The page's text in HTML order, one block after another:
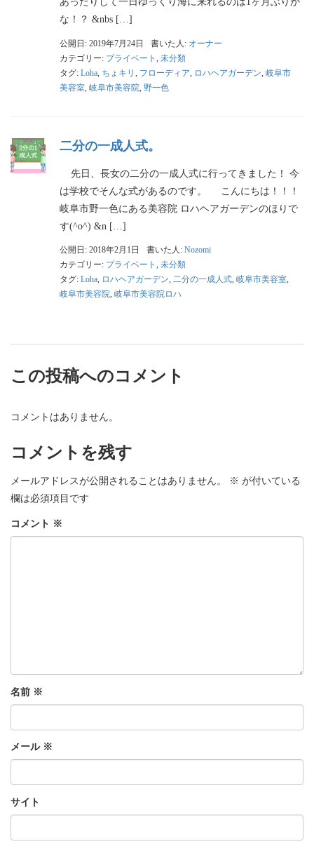
な！？ &nbs […]
公開日: 2019年7月24日 書いた人: オーナー
カテゴリー: プライベート , 未分類
タグ: Loha, ちょキリ , フローディア, ロハヘアガーデン, 岐阜市
美容室, 岐阜市美容院, 野一色
二分の一成人式。
先日、長女の二分の一成人式に行ってきました！ 今
は学校でそんな式があるのです。 こんにちは！！！
岐阜市野一色にある美容院 ロハヘアガーデンのほりで
す(^o^) &n […]
公開日: 2018年2月1日 書いた人: Nozomi
カテゴリー: プライベート , 未分類
タグ: Loha, ロハヘアガーデン, 二分の一成人式, 岐阜市美容室,
岐阜市美容院, 岐阜市美容院ロハ
この投稿へのコメント
コメントはありません。
コメントを残す
メールアドレスが公開されることはありません。 ※ が付いている
欄は必須項目です
コメント ※
名前 ※
メール ※
サイト